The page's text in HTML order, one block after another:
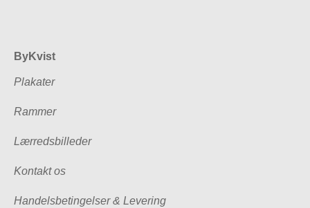
ByKvist
Plakater
Rammer
Lærredsbilleder
Kontakt os
Handelsbetingelser & Levering